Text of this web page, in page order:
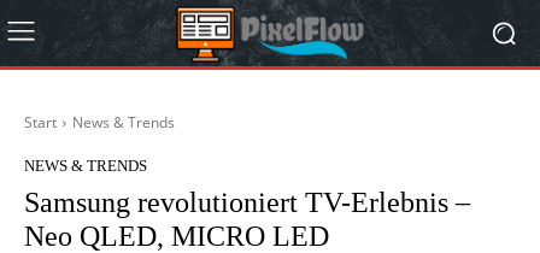
Start News & Trends
NEWS & TRENDS
Samsung revolutioniert TV-Erlebnis –
Neo QLED, MICRO LED